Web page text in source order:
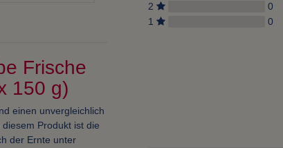
Frische
150 g)
einen unvergleichlich
Produkt ist die
der Ernte unter
2
0
1
0